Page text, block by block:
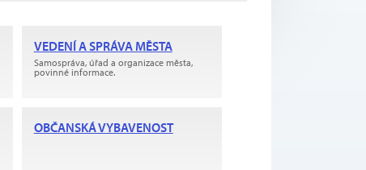
VEDENÍ A SPRÁVA MĚSTA
Samospráva, úřad a organizace města,
povinné informace.
OBČANSKÁ VYBAVENOST